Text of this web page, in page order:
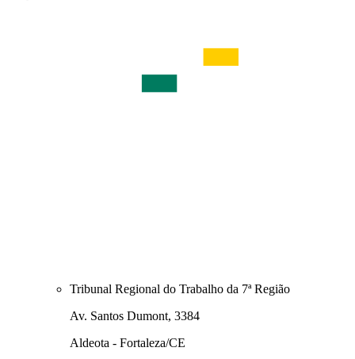
Tribunal Regional do Trabalho da 7ª Região
Av. Santos Dumont, 3384
Aldeota - Fortaleza/CE